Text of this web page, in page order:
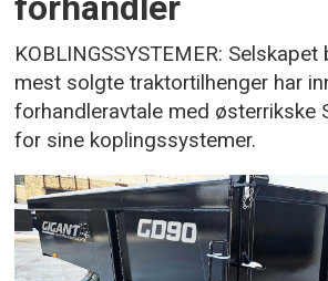
KOBLINGSSYSTEMER:
mest solgte traktortilhenger har
forhandleravtale med østerrikske
for sine koplingssystemer.